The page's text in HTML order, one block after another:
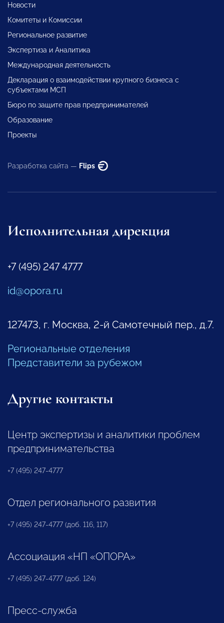
Новости
Комитеты и Комиссии
Региональное развитие
Экспертиза и Аналитика
Международная деятельность
Декларация о взаимодействии крупного бизнеса с
субъектами МСП
Бюро по защите прав предпринимателей
Образование
Проекты
Разработка сайта — Flips
Исполнительная дирекция
+7 (495) 247 4777
id@opora.ru
127473, г. Москва, 2-й Самотечный пер., д.7.
Региональные отделения
Представители за рубежом
Другие контакты
Центр экспертизы и аналитики проблем
предпринимательства
+7 (495) 247-4777
Отдел регионального развития
+7 (495) 247-4777 (доб. 116, 117)
Ассоциация «НП «ОПОРА»
+7 (495) 247-4777 (доб. 124)
Пресс-служба